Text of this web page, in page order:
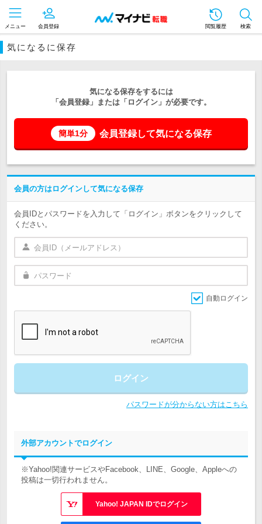
メニュー 会員登録 閲覧履歴 検索
気になるに保存
気になる保存をするには
「会員登録」または「ログイン」が必要です。
簡単1分 会員登録して気になる保存
会員の方はログインして気になる保存
会員IDとパスワードを入力して「ログイン」ボタンをクリックして
ください。
自動ログイン
ログイン
パスワードが分からない方はこちら
外部アカウントでログイン
※Yahoo!関連サービスやFacebook、LINE、Google、Appleへの
投稿は一切行われません。
Yahoo! JAPAN IDでログイン